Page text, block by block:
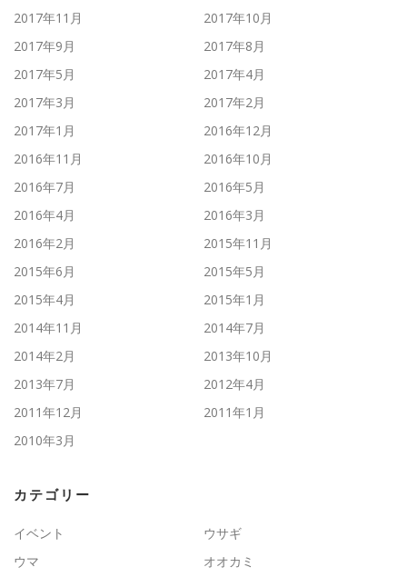
2017年11月
2017年10月
2017年9月
2017年8月
2017年5月
2017年4月
2017年3月
2017年2月
2017年1月
2016年12月
2016年11月
2016年10月
2016年7月
2016年5月
2016年4月
2016年3月
2016年2月
2015年11月
2015年6月
2015年5月
2015年4月
2015年1月
2014年11月
2014年7月
2014年2月
2013年10月
2013年7月
2012年4月
2011年12月
2011年1月
2010年3月
カテゴリー
イベント
ウサギ
ウマ
オオカミ